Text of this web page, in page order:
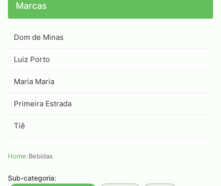
Marcas
Dom de Minas
Luiz Porto
Maria Maria
Primeira Estrada
Tiê
Home/Bebidas
Sub-categoria: